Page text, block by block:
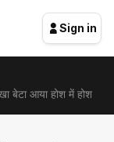
Sign in
बेटा आया होश में होश